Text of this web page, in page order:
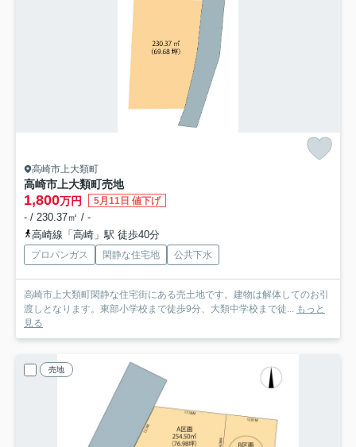
高崎市上大類町
高崎市上大類町売地
1,800万円 5月11日 値下げ
- / 230.37㎡ / -
高崎線「高崎」駅 徒歩40分
プロパンガス 閑静な住宅地 公共下水
高崎市上大類町閑静な住宅街にある売土地です。建物は解体してのお引
渡しとなります。東部小学校まで徒歩9分、大類中学校まで徒... もっと
見る
売地